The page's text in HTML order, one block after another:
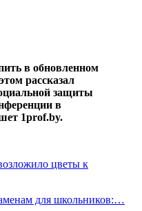
в обновленном
рассказал
защиты
в
1prof.by.
цветы к
для школьников:…